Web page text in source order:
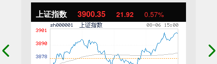
上证指数 3900.35 21.92 0.57%